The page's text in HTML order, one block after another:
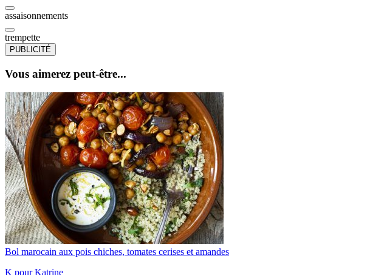
assaisonnements
trempette
PUBLICITÉ
Vous aimerez peut-être...
Bol marocain aux pois chiches, tomates cerises et amandes
K pour Katrine